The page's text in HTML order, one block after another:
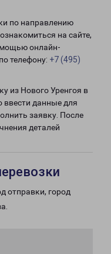
по направлению
на сайте,
онлайн-
телефону: +7 (495)
из Нового Уренгоя в
ввести данные для
заявку. После
деталей
отправки, город